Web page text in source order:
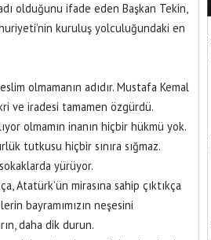
olduğunu ifade eden Başkan Tekin,
kuruluş yolculuğundaki en
olmamanın adıdır. Mustafa Kemal
ve iradesi tamamen özgürdü.
olmamın inanın hiçbir hükmü yok.
tutkusu hiçbir sınıra sığmaz.
yürüyor.
Atatürk’ün mirasına sahip çıktıkça
bayramımızın neşesini
daha dik durun.